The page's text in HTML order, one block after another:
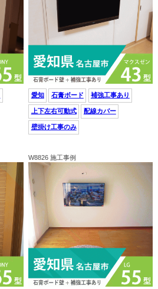
愛知 石膏ボード 補強工事あり
上下左右可動式 配線カバー
壁掛け工事のみ
W8826 施工事例